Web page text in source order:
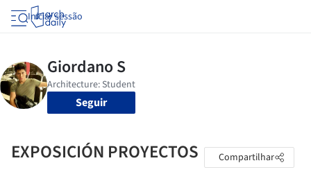
Iniciar sessão
Seguir
EXPOSICIÓN PROYECTOS Compartilhar